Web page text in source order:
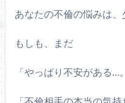
あなたの不倫の悩みは
もしも、まだ
「やっぱり不安がある…